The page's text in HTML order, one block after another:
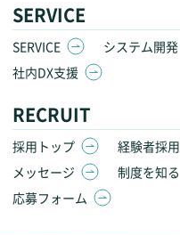
SERVICE
SERVICE システム開発
社内DX支援
RECRUIT
採用トップ 経験者採用
メッセージ
制度を知る
応募フォーム